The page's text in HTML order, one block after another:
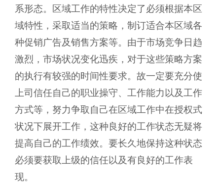
系形态。区域工作的特性决定了必须根据本区
域特性，采取适当的策略，制订适合本区域各
种促销广告及销售方案等。由于市场竞争日趋
激烈，市场状况变化迅疾，对于这些策略方案
的执行有较强的时间性要求。故一定要充分使
上司信任自己的职业操守、工作能力以及工作
方式等，努力争取自己在区域工作中在授权式
状况下展开工作，这种良好的工作状态无疑将
提高自己的工作绩效。要长久地保持这种状态
必须要获取上级的信任以及有良好的工作表
现。